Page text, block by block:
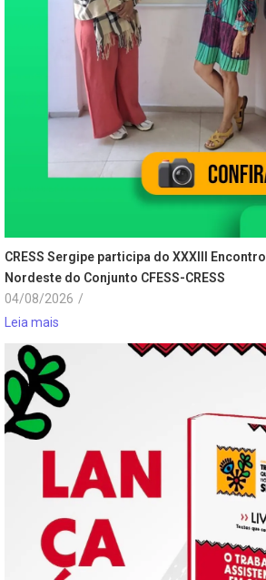
CRESS Sergipe participa do XXXIII
Nordeste do Conjunto CFESS-CRESS
04/08/2026 /
Leia mais